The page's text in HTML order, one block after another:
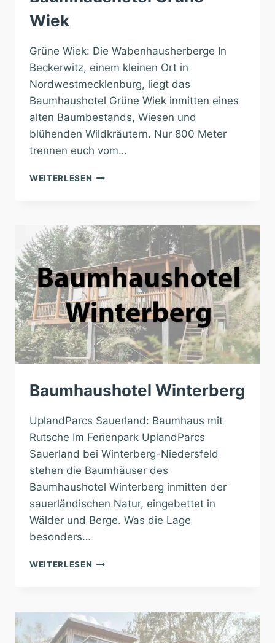
Wiek
Grüne Wiek: Die Wabenhausherberge In
Beckerwitz, einem kleinen Ort in
Nordwestmecklenburg, liegt das
Baumhaushotel Grüne Wiek inmitten eines
alten Baumbestands, Wiesen und
blühenden Wildkräutern. Nur 800 Meter
trennen euch vom…
WEITERLESEN BAUMHAUSHOTEL
Baumhaushotel Winterberg
UplandParcs Sauerland: Baumhaus mit
Rutsche Im Ferienpark UplandParcs
Sauerland bei Winterberg-Niedersfeld
stehen die Baumhäuser des
Baumhaushotel Winterberg inmitten der
sauerländischen Natur, eingebettet in
Wälder und Berge. Was die Lage
besonders…
WEITERLESEN BAUMHAUSHOTEL